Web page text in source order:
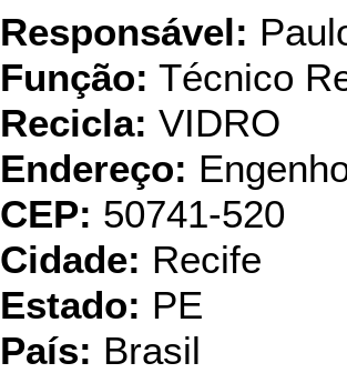
Responsável:
Função: Técnico
Recicla: VIDRO
Endereço:
CEP: 50741-520
Cidade: Recife
Estado: PE
País: Brasil